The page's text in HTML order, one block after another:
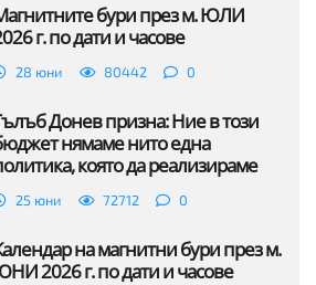
бури през м. ЮЛИ
г. по дати и часове
28 юни 80442 0
Донев призна: Ние в този
нямаме нито една
която да реализираме
25 юни 72712 0
на магнитни бури през м.
2026 г. по дати и часове